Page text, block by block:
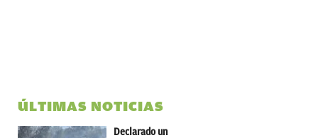
ÚLTIMAS NOTICIAS
Declarado un